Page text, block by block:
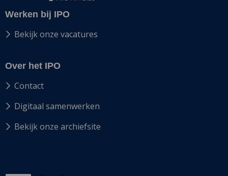
Werken bij IPO
Bekijk onze vacatures
Over het IPO
Contact
Digitaal samenwerken
Bekijk onze archiefsite